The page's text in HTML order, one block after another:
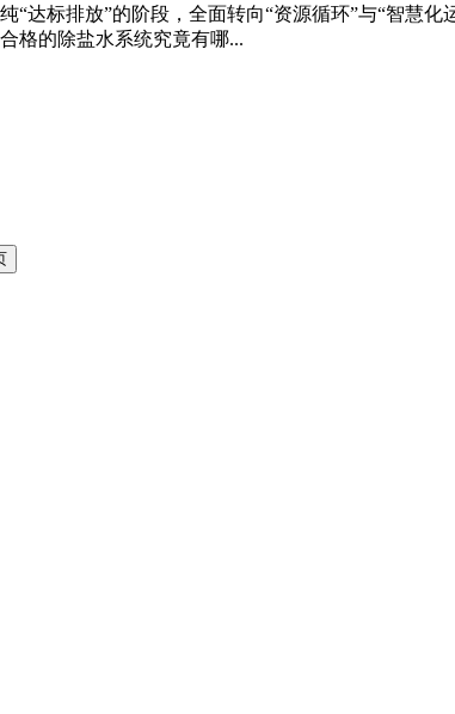
达标排放”的阶段，全面转向“资源循环”与“智慧
格的除盐水系统究竟有哪...